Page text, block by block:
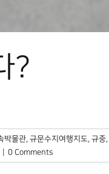
?
박물관, 규문수지여행지도, 규중,
0 Comments